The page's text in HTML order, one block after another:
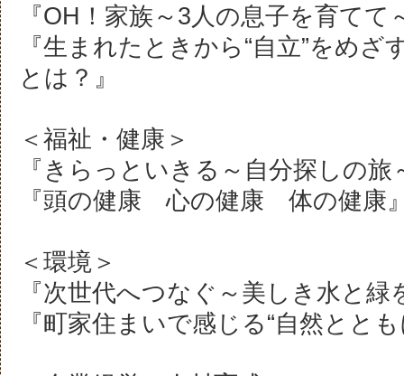
『OH！家族～3人の息子を育てて
『生まれたときから“自立”をめ
とは？』
＜福祉・健康＞
『きらっといきる～自分探しの旅
『頭の健康 心の健康 体の健康
＜環境＞
『次世代へつなぐ～美しき水と
『町家住まいで感じる“自然とと